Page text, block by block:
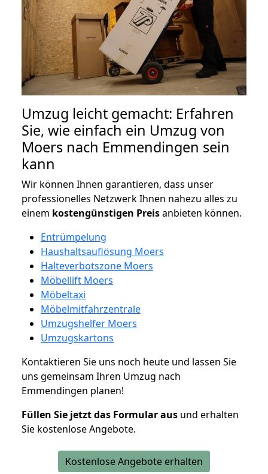
Umzug leicht gemacht: Erfahren
Sie, wie einfach ein Umzug von
Moers nach Emmendingen sein
kann
Wir können Ihnen garantieren, dass unser
professionelles Netzwerk Ihnen nahezu alles zu
einem kostengünstigen Preisanbieten können.
Entrümpelung
Haushaltsauflösung Moers
Halteverbotszone Moers
Möbellift Moers
Möbeltaxi
Möbelmitfahrzentrale
Umzugshelfer Moers
Umzugskartons
Kontaktieren Sie uns noch heute und lassen Sie
uns gemeinsam Ihren Umzug nach
Emmendingen planen!
Füllen Sie jetzt das Formular aus und erhalten
Sie kostenlose Angebote.
Kostenlose Angebote erhalten